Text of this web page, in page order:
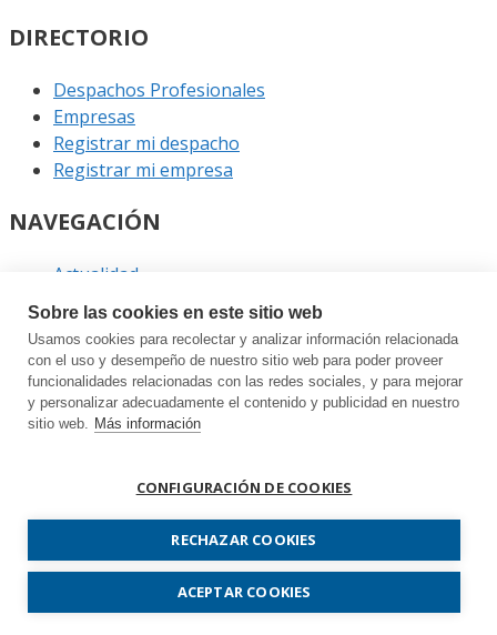
DIRECTORIO
Despachos Profesionales
Empresas
Registrar mi despacho
Registrar mi empresa
NAVEGACIÓN
Actualidad
Podcast
Entrevistas
Eventos
ENLACES
Política de privacidad
Prodespachos.com © 2026 Todos los derechos
reservados
Sobre las cookies en este sitio web
Usamos cookies para recolectar y analizar información relacionada
con el uso y desempeño de nuestro sitio web para poder proveer
funcionalidades relacionadas con las redes sociales, y para mejorar
y personalizar adecuadamente el contenido y publicidad en nuestro
sitio web. Más información
CONFIGURACIÓN DE COOKIES
RECHAZAR COOKIES
ACEPTAR COOKIES